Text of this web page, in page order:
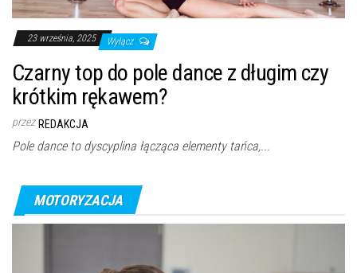
23 września, 2025 Wyłącz
Czarny top do pole dance z długim czy
krótkim rękawem?
przez REDAKCJA
Pole dance to dyscyplina łącząca elementy tańca,...
MOTORYZACJA